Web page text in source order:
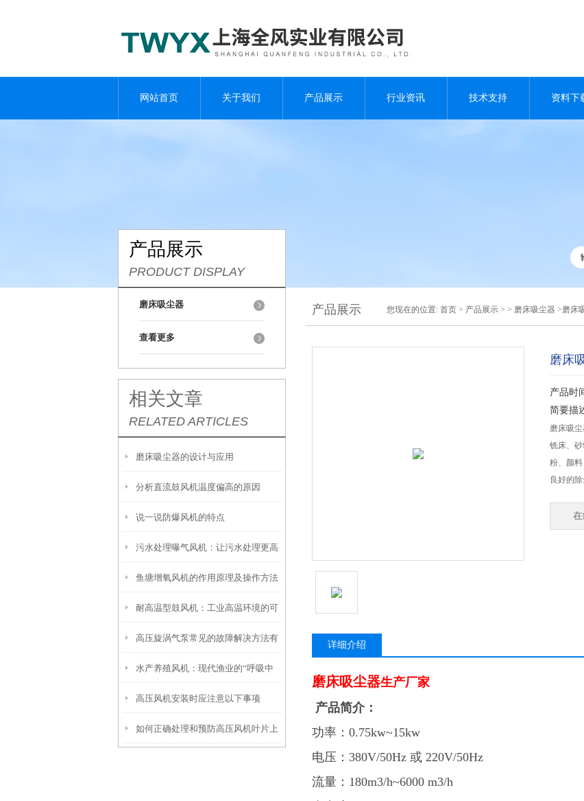
网站首页 关于我们 产品展示 行业资讯 技术支持 资料下
产品展示
PRODUCT DISPLAY
磨床吸尘器
查看更多
相关文章
RELATED ARTICLES
磨床吸尘器的设计与应用
分析直流鼓风机温度偏高的原因
说一说防爆风机的特点
污水处理曝气风机：让污水处理更高
效
鱼塘增氧风机的作用原理及操作方法
介绍
耐高温型鼓风机：工业高温环境的可
靠伙伴
高压旋涡气泵常见的故障解决方法有
哪些？
水产养殖风机：现代渔业的“呼吸中
枢“
高压风机安装时应注意以下事项
如何正确处理和预防高压风机叶片上
产品展示 您现在的位置: 首页 > 产品展示 > > 磨床吸尘器 >磨床
磨床
产品时
简要描
磨床吸
铣床、
粉、颜
良好的除
详细介绍
磨床吸尘器生产厂家
产品简介：
功率：0.75kw~15kw
电压：380V/50Hz 或 220V/50Hz
流量：180m3/h~6000 m3/h